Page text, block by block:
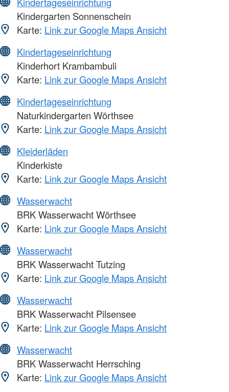
Kindergarten Sonnenschein
Karte: Link zur Google Maps Ansicht
Kindertageseinrichtung
Kinderhort Krambambuli
Karte: Link zur Google Maps Ansicht
Kindertageseinrichtung
Naturkindergarten Wörthsee
Karte: Link zur Google Maps Ansicht
Kleiderläden
Kinderkiste
Karte: Link zur Google Maps Ansicht
Wasserwacht
BRK Wasserwacht Wörthsee
Karte: Link zur Google Maps Ansicht
Wasserwacht
BRK Wasserwacht Tutzing
Karte: Link zur Google Maps Ansicht
Wasserwacht
BRK Wasserwacht Pilsensee
Karte: Link zur Google Maps Ansicht
Wasserwacht
BRK Wasserwacht Herrsching
Karte: Link zur Google Maps Ansicht